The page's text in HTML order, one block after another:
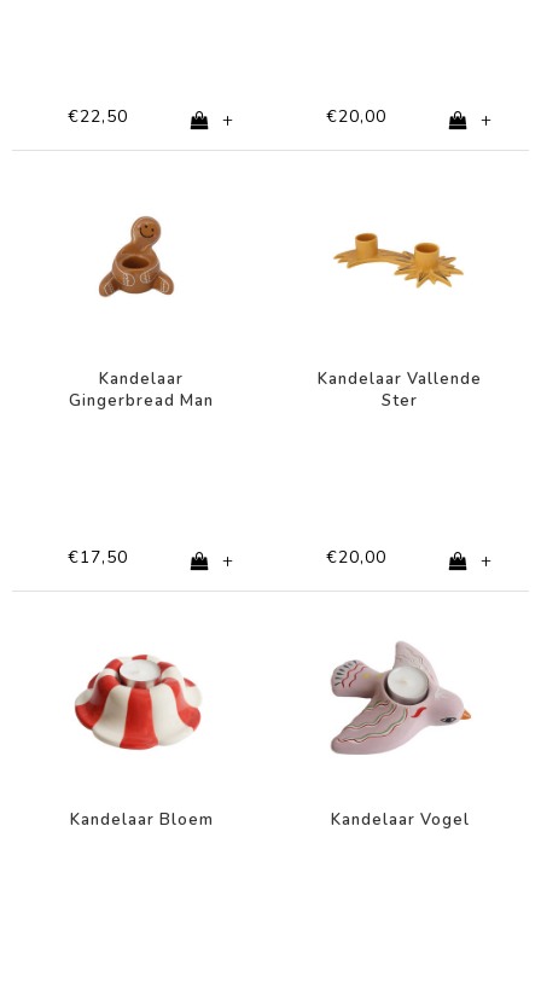
€22,50 + €20,00 +
Kandelaar
Gingerbread Man
€17,50 +
Kandelaar Vallende
Ster
€20,00 +
Kandelaar Bloem Kandelaar Vogel